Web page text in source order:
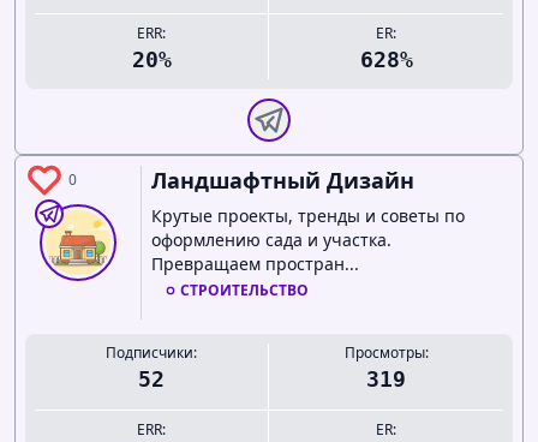
ERR:
20%
ER:
628%
0 Ландшафтный Дизайн
Крутые проекты, тренды и советы по
оформлению сада и участка.
Превращаем простран...
СТРОИТЕЛЬСТВО
Подписчики:
52
ERR:
Просмотры:
319
ER: